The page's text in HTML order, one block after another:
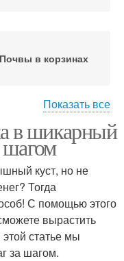
Почвы в корзинах
посадкой
посадка
Показать все
в шикарный
шагом
куст, но не
Тогда
С помощью этого
вырастить
статье мы
за шагом.